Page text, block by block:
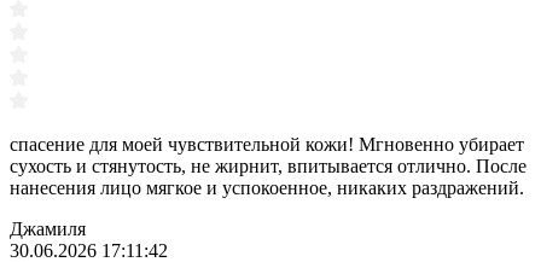
спасение для моей чувствительной кожи! Мгновенно убирает
сухость и стянутость, не жирнит, впитывается отлично. После
нанесения лицо мягкое и успокоенное, никаких раздражений.
Джамиля
30.06.2026 17:11:42